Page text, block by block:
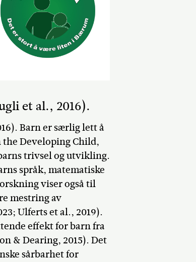
et al., 2016).
Barn er særlig lett å
Developing Child,
trivsel og utvikling.
språk, matematiske
viser også til
mestring av
Ulferts et al., 2019).
effekt for barn fra
& Dearing, 2015). Det
sårbarhet for